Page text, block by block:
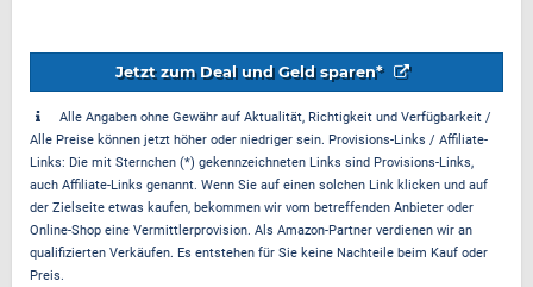
Jetzt zum Deal und Geld sparen*
Alle Angaben ohne Gewähr auf Aktualität, Richtigkeit und Verfügbarkeit /
Alle Preise können jetzt höher oder niedriger sein. Provisions-Links / Affiliate-
Links: Die mit Sternchen (*) gekennzeichneten Links sind Provisions-Links,
auch Affiliate-Links genannt. Wenn Sie auf einen solchen Link klicken und auf
der Zielseite etwas kaufen, bekommen wir vom betreffenden Anbieter oder
Online-Shop eine Vermittlerprovision. Als Amazon-Partner verdienen wir an
qualifizierten Verkäufen. Es entstehen für Sie keine Nachteile beim Kauf oder
Preis.